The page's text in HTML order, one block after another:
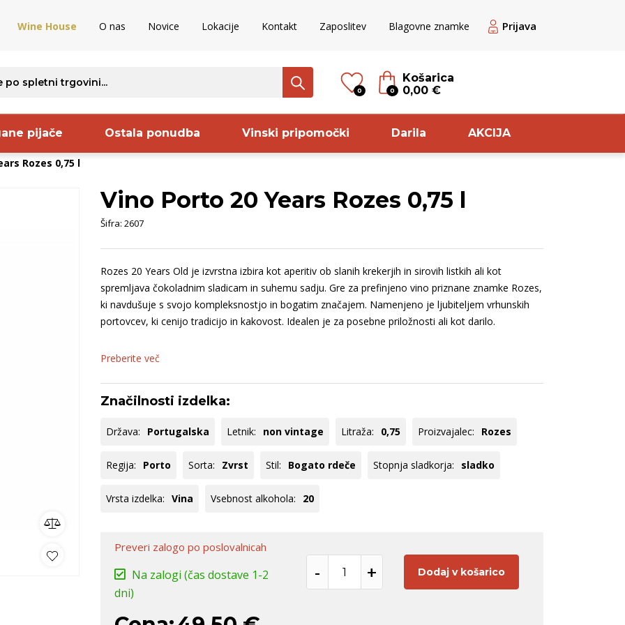
Wine House O nas Novice Lokacije Kontakt Zaposlitev Blagovne znamke Prijava
0 0
Košarica
0,00 €
Natural wine
Regija
Kras
dolina
Goriška Brda
Bela Krajina
Dolenjska
Keltis
Frelih
Codorniu
Pommery
Bogato Belo /
Oranžno
Bogato belo
Sveže belo
Bogato rdeče
Poglej vse
Sorta
Pinot
Meunier
Chardonnay
Zelen
Rebula
Poglej vse
pijače
Whisky Tequila
Ostala ponudba
Pivo Panettone
Vinski pripomočki
Kozarci Hladilniki
Darila AKCIJA
Rozes 0,75 l
Vino Porto 20 Years Rozes 0,75 l
Šifra: 2607
Rozes 20 Years Old je izvrstna izbira kot aperitiv ob slanih krekerjih in sirovih listkih ali kot
spremljava čokoladnim sladicam in suhemu sadju. Gre za prefinjeno vino priznane znamke Rozes,
ki navdušuje s svojo kompleksnostjo in bogatim značajem. Namenjeno je ljubiteljem vrhunskih
portovcev, ki cenijo tradicijo in kakovost. Idealen je za posebne priložnosti ali kot darilo.
Preberite več
Značilnosti izdelka:
Država: Portugalska Letnik: non vintage Litraža: 0,75 Proizvajalec: Rozes
Regija: Porto Sorta: Zvrst Stil: Bogato rdeče Stopnja sladkorja: sladko
Vrsta izdelka: Vina Vsebnost alkohola: 20
Preveri zalogo po poslovalnicah
Na zalogi (čas dostave 1-2
dni)
- + Dodaj v košarico